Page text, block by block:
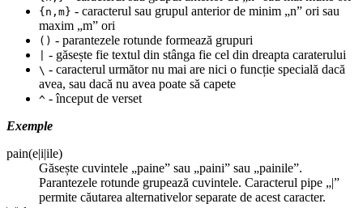
{n,m} - caracterul sau grupul anterior de minim „n” ori sau
maxim „m” ori
() - parantezele rotunde formează grupuri
- găsește fie textul din stânga fie cel din dreapta caraterului
\ - caracterul următor nu mai are nici o funcție specială dacă
avea, sau dacă nu avea poate să capete
^ - început de verset
Exemple
pain(e|i|ile)
Găsește cuvintele „paine” sau „paini” sau „painile”.
Parantezele rotunde grupează cuvintele. Caracterul pipe „|”
permite căutarea alternativelor separate de acest caracter.